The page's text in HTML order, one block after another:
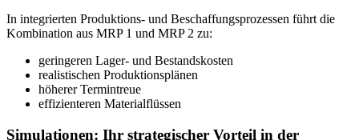
In integrierten Produktions‑ und Beschaffungsprozessen führt die
Kombination aus MRP 1 und MRP 2 zu:
geringeren Lager‑ und Bestandskosten
realistischen Produktionsplänen
höherer Termintreue
effizienteren Materialflüssen
Simulationen: Ihr strategischer Vorteil in der